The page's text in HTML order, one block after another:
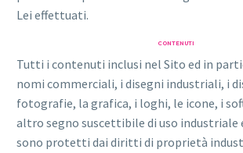
Lei effettuati.
CONTENUTI
Tutti i contenuti inclusi nel Sito ed in
nomi commerciali, i disegni industriali, i
fotografie, la grafica, i loghi, le icone, i
altro segno suscettibile di uso industriale
sono protetti dai diritti di proprietà